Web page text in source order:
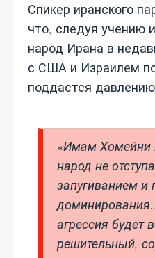
Спикер иранского
что, следуя учению
народ Ирана в
с США и Израилем
поддастся
«Имам Хомейни
народ не
запугиванием
агрессия будет
решительный,